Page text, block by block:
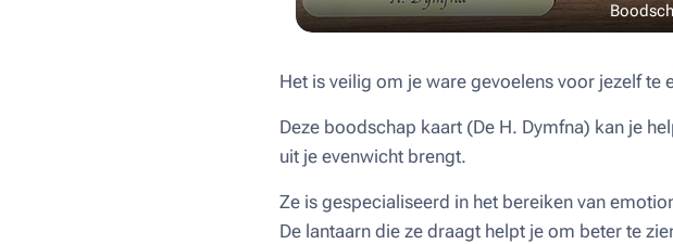
Het is veilig om je ware gevoelens voor jezelf te
Deze boodschap kaart (De H. Dymfna) kan je
uit je evenwicht brengt.
Ze is gespecialiseerd in het bereiken van
De lantaarn die ze draagt helpt je om beter te